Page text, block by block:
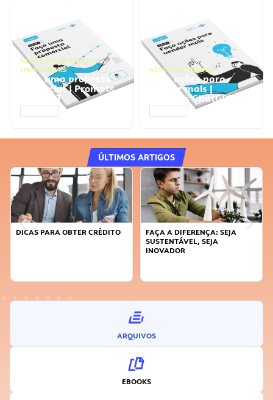
NEGÓCIOS, PROCESSOS
EMPRESARIAIS
Faça uma proposta
comercial | Prompts
ChatGPT
NEGÓCIOS, VENDAS
Faça ações para
vender mais |
Prompts ChatGPT
ÚLTIMOS ARTIGOS
DICAS PARA OBTER CRÉDITO
FAÇA A DIFERENÇA: SEJA
SUSTENTÁVEL, SEJA
INOVADOR
ARQUIVOS
EBOOKS